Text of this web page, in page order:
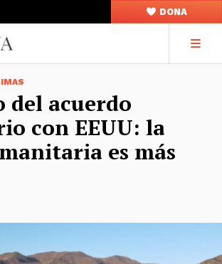
DONA
del acuerdo
con EEUU: la
es más